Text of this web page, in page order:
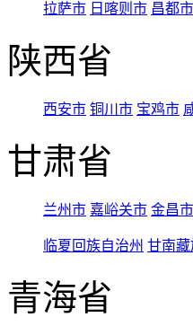
拉萨市 日喀则市 昌都市
陕西省
西安市 铜川市 宝鸡市
甘肃省
兰州市 嘉峪关市 金昌市
临夏回族自治州 甘南藏
青海省